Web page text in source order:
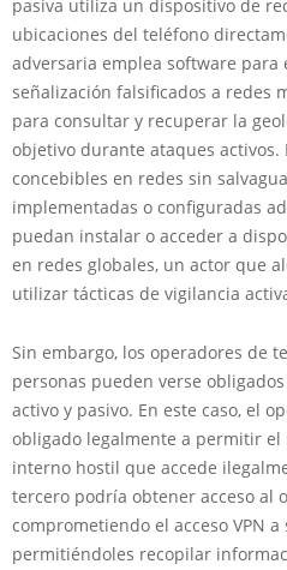
pasiva utiliza un dispositivo de
ubicaciones del teléfono
adversaria emplea software para
señalización falsificados a redes
para consultar y recuperar la
objetivo durante ataques activos.
concebibles en redes sin
implementadas o configuradas
puedan instalar o acceder a
en redes globales, un actor que
utilizar tácticas de vigilancia
Sin embargo, los operadores de
personas pueden verse
activo y pasivo. En este caso, el
obligado legalmente a permitir
interno hostil que accede
tercero podría obtener acceso al
comprometiendo el acceso VPN
permitiéndoles recopilar